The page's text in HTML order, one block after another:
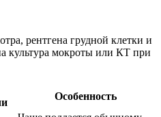
рентгена грудной клетки и
культура мокроты или КТ при
Особенность